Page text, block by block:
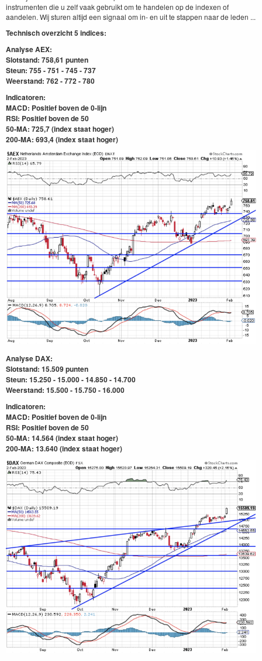
instrumenten die u zelf vaak gebruikt om te handelen op de indexen of
aandelen. Wij sturen altijd een signaal om in- en uit te stappen naar de leden ...
Technisch overzicht 5 indices:
Analyse AEX:
Slotstand: 758,61 punten
Steun: 755 - 751 - 745 - 737
Weerstand: 762 - 772 - 780
Indicatoren:
MACD: Positief boven de 0-lijn
RSI: Positief boven de 50
50-MA: 725,7 (index staat hoger)
200-MA: 693,4(index staat hoger)
Analyse DAX:
Slotstand: 15.509 punten
Steun: 15.250 - 15.000 - 14.850 - 14.700
Weerstand: 15.500 - 15.750 - 16.000
Indicatoren:
MACD: Positief boven de 0-lijn
RSI: Positief boven de 50
50-MA: 14.564 (index staat hoger)
200-MA: 13.640(index staat hoger)